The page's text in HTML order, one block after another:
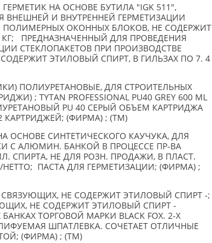
НА ОСНОВЕ БУТИЛА "IGK 511",
ВНЕШНЕЙ И ВНУТРЕННЕЙ ГЕРМЕТИЗАЦИИ
ПОЛИМЕРНЫХ ОКОННЫХ БЛОКОВ, НЕ СОДЕРЖИТ
ПРЕДНАЗНАЧЕННЫЙ ДЛЯ ПРОВЕДЕНИЯ
СТЕКЛОПАКЕТОВ ПРИ ПРОИЗВОДСТВЕ
ЭТИЛОВЫЙ СПИРТ, В ГИЛЬЗАХ ПО 7. 4
ПОЛИУРЕТАНОВЫЕ, ДЛЯ СТРОИТЕЛЬНЫХ
; TYTAN PROFESSIONAL PU40 GREY 600 ML
PU 40 СЕРЫЙ ОБЪЕМ КАРТРИДЖА
КАРТРИДЖЕЙ; (ФИРМА) ; (TM)
ОСНОВЕ СИНТЕТИЧЕСКОГО КАУЧУКА, ДЛЯ
С АЛЮМИН. БАНКОЙ В ПРОЦЕССЕ ПР-ВА
СПИРТА, НЕ ДЛЯ РОЗН. ПРОДАЖИ, В ПЛАСТ.
НЕТТО; ПАСТА ДЛЯ ГЕРМЕТИЗАЦИИ; (ФИРМА) ;
НЕ СОДЕРЖИТ ЭТИЛОВЫЙ СПИРТ -;
НЕ СОДЕРЖИТ ЭТИЛОВЫЙ СПИРТ -
ТОРГОВОЙ МАРКИ BLACK FOX. 2-Х
ШПАТЛЕВКА. СОЧЕТАЕТ ОТЛИЧНЫЕ
(ФИРМА) ; (TM)